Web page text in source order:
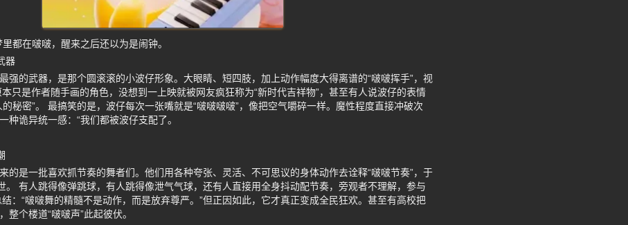
都在啵啵，醒来之后还以为是闹钟。
器
强的武器，是那个圆滚滚的小波仔形象。大眼睛、短四肢，加上动作幅度大得离谱的“啵啵挥手”，视
只是作者随手画的角色，没想到一上映就被网友疯狂称为“新时代吉祥物”，甚至有人说波仔的表情
秘密”。 最搞笑的是，波仔每次一张嘴就是“啵啵啵啵”，像把空气嚼碎一样。魔性程度直接冲破次
种诡异统一感：“我们都被波仔支配了。
的是一批喜欢抓节奏的舞者们。他们用各种夸张、灵活、不可思议的身体动作去诠释“啵啵节奏”，于
。 有人跳得像弹跳球，有人跳得像泄气气球，还有人直接用全身抖动配节奏，旁观者不理解，参与
：“啵啵舞的精髓不是动作，而是放弃尊严。”但正因如此，它才真正变成全民狂欢。甚至有高校把
整个楼道“啵啵声”此起彼伏。